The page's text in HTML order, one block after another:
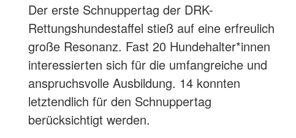
Der erste Schnuppertag der DRK-
Rettungshundestaffel stieß auf eine erfreulich
große Resonanz. Fast 20 Hundehalter*innen
interessierten sich für die umfangreiche und
anspruchsvolle Ausbildung. 14 konnten
letztendlich für den Schnuppertag
berücksichtigt werden.